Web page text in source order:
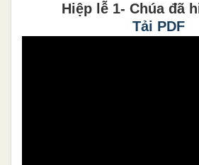
Hiệp lễ 1- Chúa đã
Tải PDF